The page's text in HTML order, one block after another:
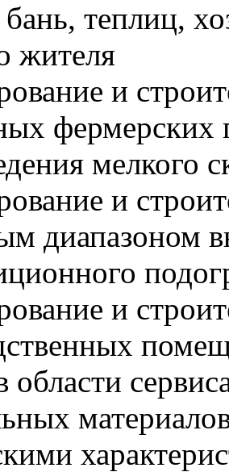
теплиц,
жителя
и
мелкого
и
диапазоном
и
области